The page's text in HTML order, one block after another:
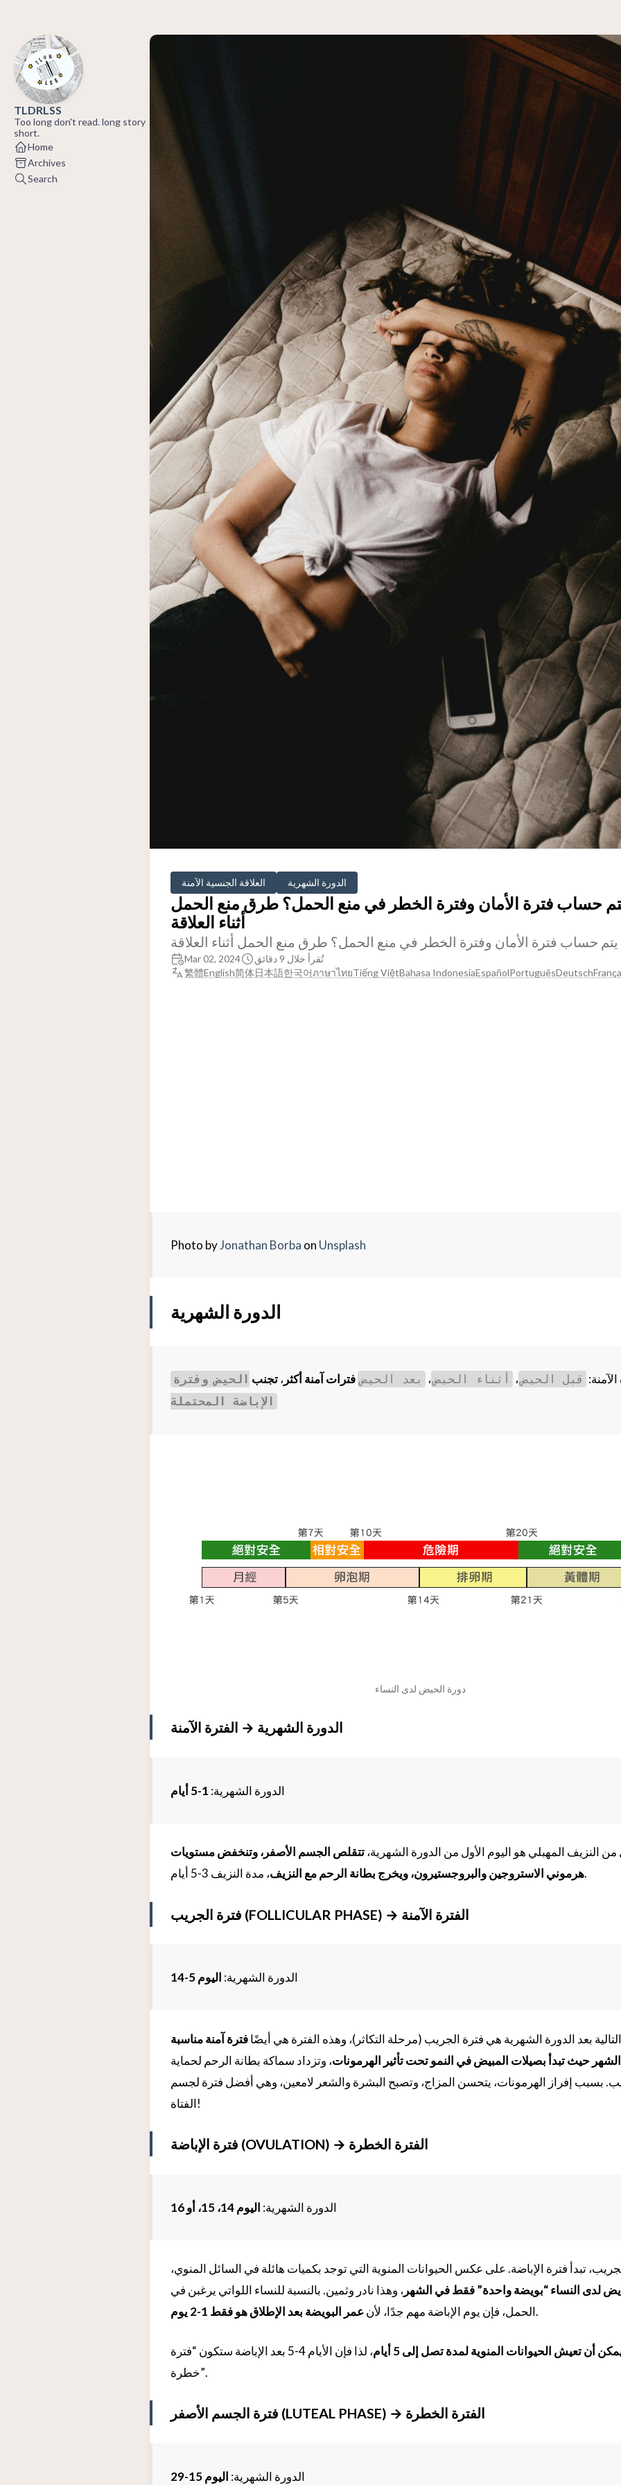
TLDRLSS
Too long don't read. long story
short.
Home
Archives
Search
العلاقة الجنسية الآمنة الدورة الشهرية
حساب فترة الأمان وفترة الخطر في منع الحمل؟ طرق منع الحمل
أثناء العلاقة
حساب فترة الأمان وفترة الخطر في منع الحمل؟ طرق منع الحمل أثناء العلاقة
Mar 02, 2024
تُقرأ خلال 9 دقائق
繁體English简体日本語한국어ภาษาไทยTiếng ViệtBahasa IndonesiaEspañolPortuguêsDeutsch
Photo byJonathan Borba on Unsplash
الدورة الشهرية
قبل الحيض ، أثناء الحيض ، بعد الحيض فترات آمنة أكثر،تجنب
الحيض وفترة
الإباضة المحتملة
دورة الحيض لدى النساء
الدورة الشهرية → الفترة الآمنة
الدورة الشهرية: 1-5 أيام
من النزيف المهبلي هو اليوم الأول من الدورة الشهرية،تتقلص الجسم الأصفر، وتنخفض مستويات
هرموني الاستروجين والبروجستيرون، ويخرج بطانة الرحم مع النزيف، مدة النزيف 3-5 أيام.
فترة الجريب (FOLLICULAR PHASE) → الفترة الآمنة
الدورة الشهرية: اليوم 5-14
بعد الدورة الشهرية هي فترة الجريب (مرحلة التكاثر)، وهذه الفترة هي أيضًافترة آمنة مناسبة
حيث تبدأ بصيلات المبيض في النمو تحت تأثير الهرمونات، وتزداد سماكة بطانة الرحم لحماية
بسبب إفراز الهرمونات، يتحسن المزاج، وتصبح البشرة والشعر لامعين، وهي أفضل فترة لجسم
الفتاة!
فترة الإباضة (OVULATION) → الفترة الخطرة
الدورة الشهرية: اليوم 14، 15، أو 16
تبدأ فترة الإباضة. على عكس الحيوانات المنوية التي توجد بكميات هائلة في السائل المنوي،
لدى النساء “بويضة واحدة” فقط في الشهر، وهذا نادر وثمين. بالنسبة للنساء اللواتي يرغبن في
الحمل، فإن يوم الإباضة مهم جدًا، لأنعمر البويضة بعد الإطلاق هو فقط 1-2 يوم .
أن تعيش الحيوانات المنوية لمدة تصل إلى 5 أيام
، لذا فإن الأيام 4-5 بعد الإباضة ستكون “فترة
خطرة”.
فترة الجسم الأصفر (LUTEAL PHASE) → الفترة الخطرة
الدورة الشهرية: اليوم 15-29